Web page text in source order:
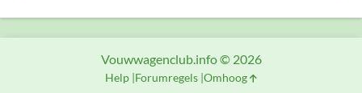
Vouwwagenclub.info © 2026
Help Forumregels Omhoog